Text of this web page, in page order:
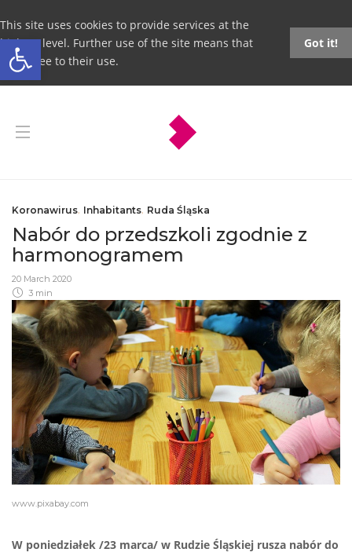
Open toolbar
This site uses cookies to provide services at the
highest level. Further use of the site means that
you agree to their use.
Got it!
Koronawirus, Inhabitants, Ruda Śląska
Nabór do przedszkoli zgodnie z
harmonogramem
20 March 2020
3 min
www.pixabay.com
W poniedziałek /23 marca/ w Rudzie Śląskiej rusza nabór do